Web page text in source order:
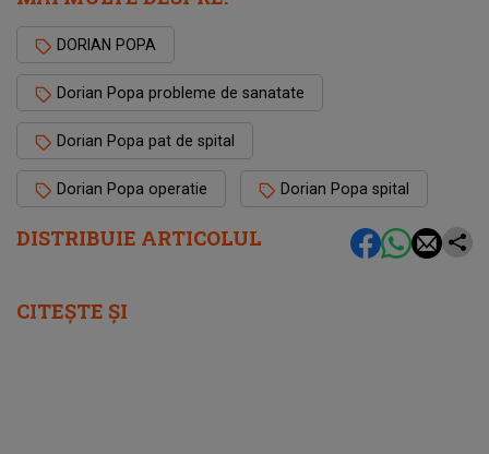
DISTRIBUIE ARTICOLUL
DORIAN POPA
Dorian Popa probleme de sanatate
Dorian Popa pat de spital
Dorian Popa operatie Dorian Popa spital
CITEȘTE ȘI